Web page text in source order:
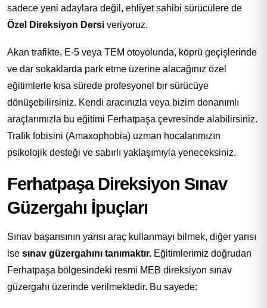
sadece yeni adaylara değil, ehliyet sahibi sürücülere de
Özel Direksiyon Dersi veriyoruz.
Akan trafikte, E-5 veya TEM otoyolunda, köprü geçişlerinde
ve dar sokaklarda park etme üzerine alacağınız özel
eğitimlerle kısa sürede profesyonel bir sürücüye
dönüşebilirsiniz. Kendi aracınızla veya bizim donanımlı
araçlarımızla bu eğitimi Ferhatpaşa çevresinde alabilirsiniz.
Trafik fobisini (Amaxophobia) uzman hocalarımızın
psikolojik desteği ve sabırlı yaklaşımıyla yeneceksiniz.
Ferhatpaşa Direksiyon Sınav
Güzergahı İpuçları
Sınav başarısının yarısı araç kullanmayı bilmek, diğer yarısı
ise sınav güzergahını tanımaktır. Eğitimlerimiz doğrudan
Ferhatpaşa bölgesindeki resmi MEB direksiyon sınav
güzergahı üzerinde verilmektedir. Bu sayede: